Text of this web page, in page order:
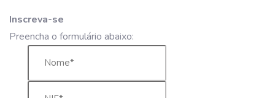
Inscreva-se
Preencha o formulário abaixo: